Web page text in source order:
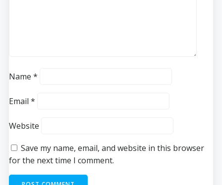
Name *
Email *
Website
Save my name, email, and website in this browser
for the next time I comment.